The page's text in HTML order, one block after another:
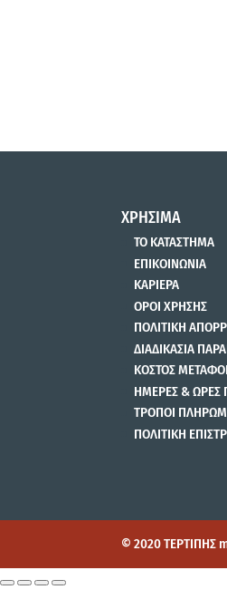
ΧΡΗΣΙΜΑ
ΤΟ ΚΑΤΑΣΤΗΜΑ
ΕΠΙΚΟΙΝΩΝΙΑ
ΚΑΡΙΕΡΑ
ΟΡΟΙ ΧΡΗΣΗΣ
ΠΟΛΙΤΙΚΗ
ΔΙΑΔΙΚΑΣΙΑ
ΚΟΣΤΟΣ
ΗΜΕΡΕΣ & ΩΡΕΣ
ΤΡΟΠΟΙ
ΠΟΛΙΤΙΚΗ
© 2020 ΤΕΡΤΙΠΗΣ